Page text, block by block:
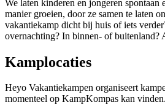
We laten kinderen en jongeren spontaan
manier groeien, door ze samen te laten
vakantiekamp dicht bij huis of iets
overnachting? In binnen- of buitenland?
Kamplocaties
Heyo Vakantiekampen organiseert
momenteel op KampKompas kan vinden.